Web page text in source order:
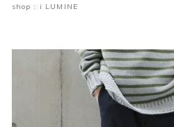
shop : i LUMINE